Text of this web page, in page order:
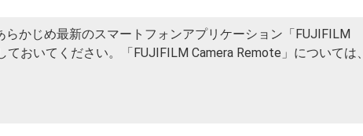
かじめ最新のスマートフォンアプリケーション「FUJIFILM
おいてください。「FUJIFILM Camera Remote」については、